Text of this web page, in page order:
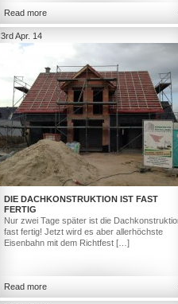
Read more
3rd Apr. 14
DIE DACHKONSTRUKTION IST FAST
FERTIG
Nur zwei Tage später ist die
fast fertig! Jetzt wird es aber allerhöchste
Eisenbahn mit dem Richtfest […]
Read more